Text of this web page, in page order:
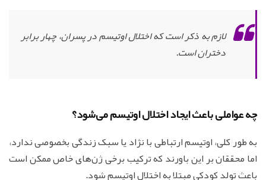
لازم به ذکر است که اختلال اوتیسم در پسران، چهار برابر
دختران است.
چه عواملی باعث ایجاد اختلال اوتیسم می‌شود؟
به طور کلی، اوتیسم ارتباطی با نژاد یا سبک زندگی بخصوصی ندارد،
اما محققان بر این باورند که ترکیب برخی ژن‌های خاص ممکن است
باعث تولد کودکی مبتلا به اختلال اوتیسم شود.